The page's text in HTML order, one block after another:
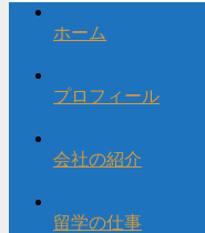
ホーム
プロフィール
会社の紹介
留学の仕事